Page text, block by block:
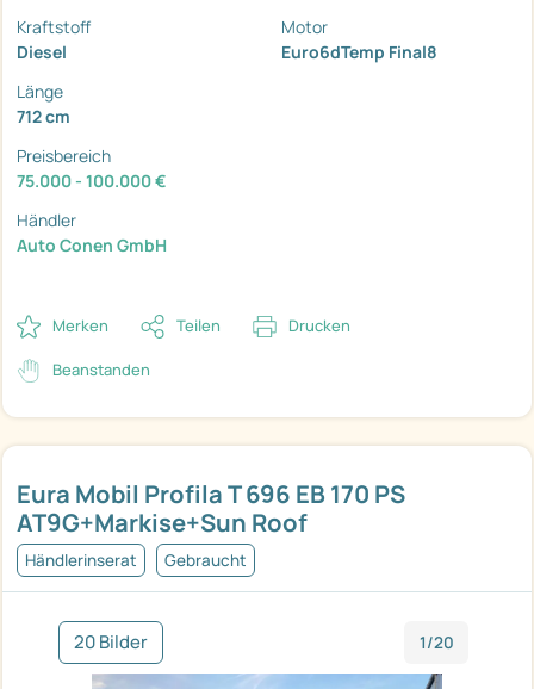
Eura Mobil Profila T 696 EB 170 PS
AT9G+Markise+Sun Roof
Händlerinserat Gebraucht
20 Bilder 1/20
Kraftstoff
Diesel
Motor
Euro6dTemp Final8
Länge
712 cm
Preisbereich
75.000 - 100.000 €
Händler
Auto Conen GmbH
Merken Teilen Drucken
Beanstanden